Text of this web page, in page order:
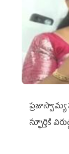
స్ఫూర్తికి